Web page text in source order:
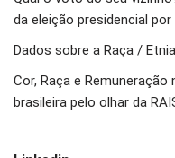
da eleição presidencial por
Dados sobre a Raça /
Cor, Raça e
brasileira pelo olhar da